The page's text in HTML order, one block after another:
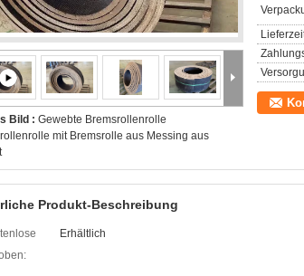
Bild : Gewebte Bremsrollenrolle
mit Bremsrolle aus Messing aus
Produkt-Beschreibung
Erhältlich